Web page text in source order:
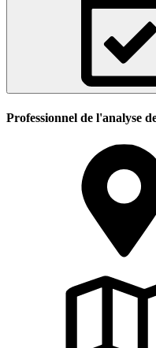
Professionnel de l'analyse